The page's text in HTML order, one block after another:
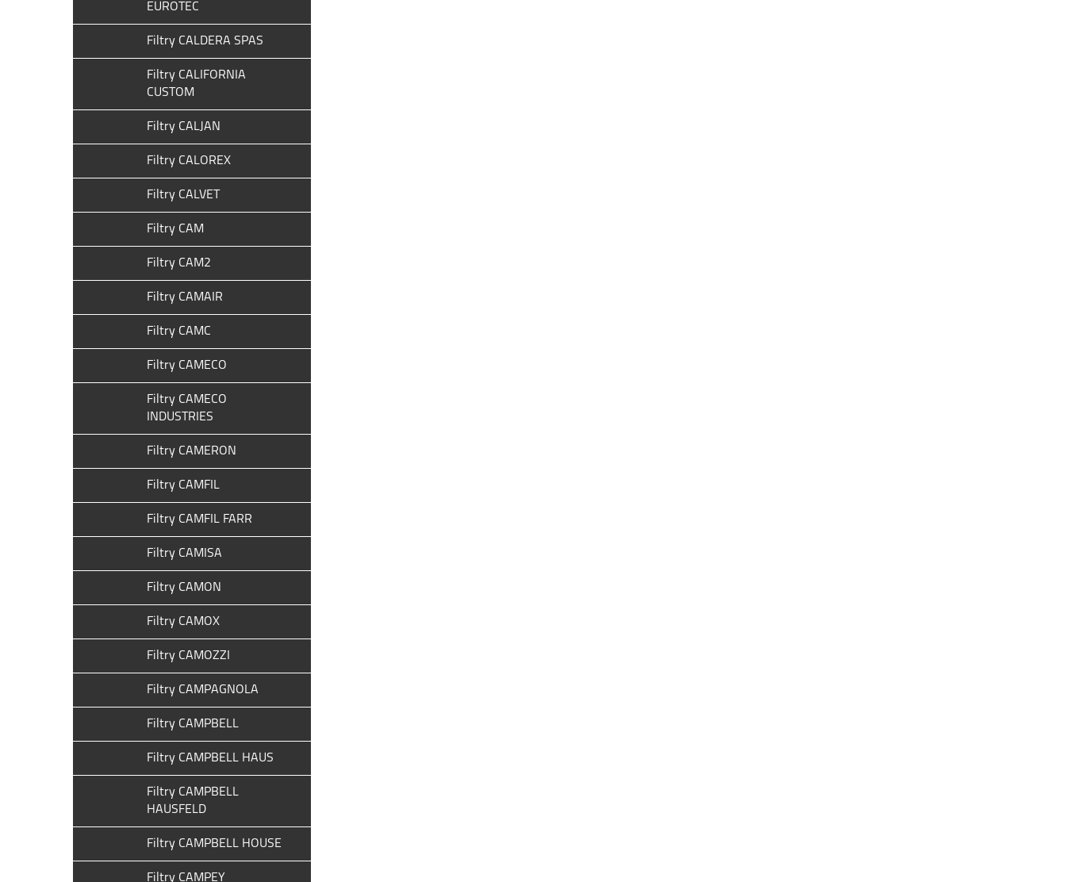
EUROTEC
Filtry CALDERA SPAS
Filtry CALIFORNIA
CUSTOM
Filtry CALJAN
Filtry CALOREX
Filtry CALVET
Filtry CAM
Filtry CAM2
Filtry CAMAIR
Filtry CAMC
Filtry CAMECO
Filtry CAMECO
INDUSTRIES
Filtry CAMERON
Filtry CAMFIL
Filtry CAMFIL FARR
Filtry CAMISA
Filtry CAMON
Filtry CAMOX
Filtry CAMOZZI
Filtry CAMPAGNOLA
Filtry CAMPBELL
Filtry CAMPBELL HAUS
Filtry CAMPBELL
HAUSFELD
Filtry CAMPBELL HOUSE
Filtry CAMPEY